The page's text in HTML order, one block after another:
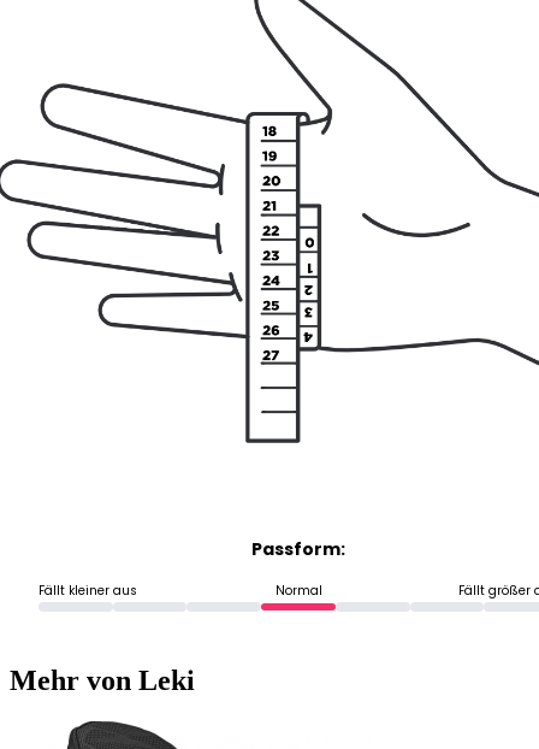
Passform:
Fällt kleiner aus Normal Fällt größer
Mehr von Leki